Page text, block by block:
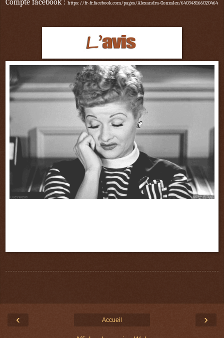
Compte facebook : https://fr-fr.facebook.com/pages/Alexandra-Gonzalez/640348166020464
‹ ›
Accueil